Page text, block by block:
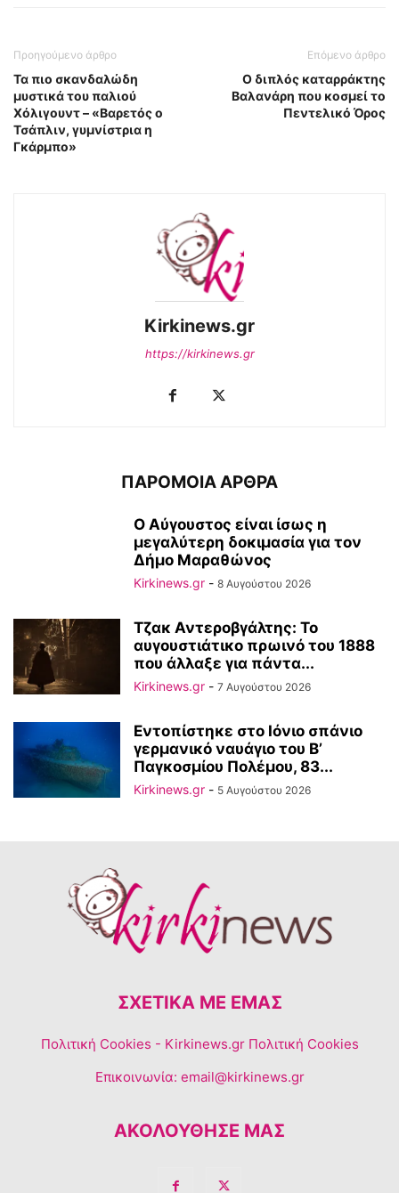
Προηγούμενο άρθρο
Τα πιο σκανδαλώδη
μυστικά του παλιού
Χόλιγουντ – «Βαρετός ο
Τσάπλιν, γυμνίστρια η
Γκάρμπο»
Επόμενο άρθρο
Ο διπλός καταρράκτης
Βαλανάρη που κοσμεί το
Πεντελικό Όρος
Kirkinews.gr
https://kirkinews.gr
ΠΑΡΟΜΟΙΑ ΑΡΘΡΑ
Ο Αύγουστος είναι ίσως η
μεγαλύτερη δοκιμασία για τον
Δήμο Μαραθώνος
Kirkinews.gr - 8 Αυγούστου 2026
Τζακ Αντεροβγάλτης: To
αυγουστιάτικο πρωινό του 1888
που άλλαξε για πάντα...
Kirkinews.gr - 7 Αυγούστου 2026
Εντοπίστηκε στο Ιόνιο σπάνιο
γερμανικό ναυάγιο του Β’
Παγκοσμίου Πολέμου, 83...
Kirkinews.gr - 5 Αυγούστου 2026
ΣΧΕΤΙΚΆ ΜΕ ΕΜΆΣ
Πολιτική Cookies - Kirkinews.gr Πολιτική Cookies
Επικοινωνία: email@kirkinews.gr
ΑΚΟΛΟΥΘΗΣΕ ΜΑΣ